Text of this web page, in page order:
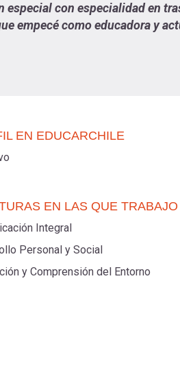
con especialidad en
empecé como educadora y
EN EDUCARCHILE
EN LAS QUE TRABAJO
Integral
Personal y Social
y Comprensión del Entorno